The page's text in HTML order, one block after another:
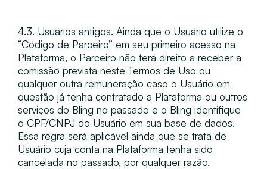
4.3. Usuários antigos​. Ainda que o Usuário utilize o
“Código de Parceiro” em seu primeiro acesso na
Plataforma, o Parceiro não terá direito a receber a
comissão prevista neste Termos de Uso ou
qualquer outra remuneração caso o Usuário em
questão já tenha contratado a Plataforma ou outros
serviços do Bling no passado e o Bling identifique
o CPF/CNPJ do Usuário em sua base de dados.
Essa regra será aplicável ainda que se trata de
Usuário cuja conta na Plataforma tenha sido
cancelada no passado, por qualquer razão.